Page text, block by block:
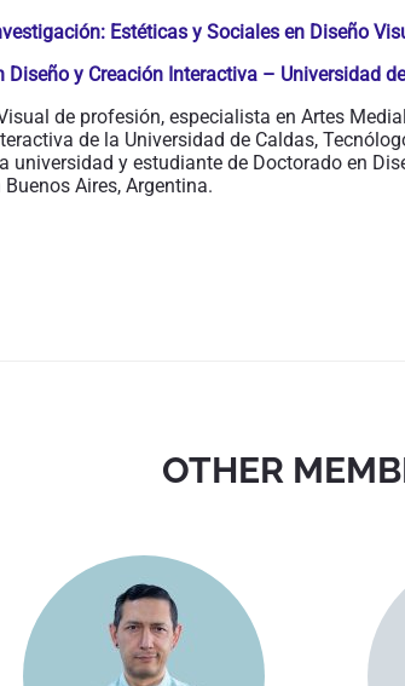
Estéticas y Sociales en Diseño
Diseño y Creación Interactiva – Universidad
de profesión, especialista en Artes
de la Universidad de Caldas,
universidad y estudiante de Doctorado en
Buenos Aires, Argentina.
OTHER